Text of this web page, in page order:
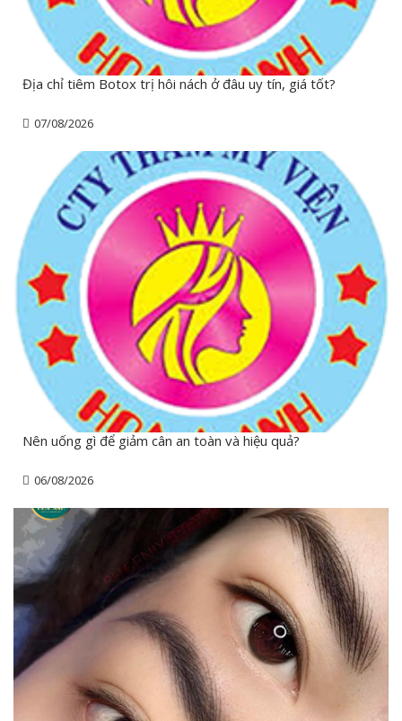
Địa chỉ tiêm Botox trị hôi nách ở đâu uy tín, giá tốt?
07/08/2026
Nên uống gì để giảm cân an toàn và hiệu quả?
06/08/2026